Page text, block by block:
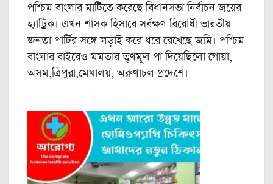
পশ্চিম বাংলার মাটিতে করেছে বিধানসভা নির্বাচন জয়ের
হ্যাট্রিক। এখন শাসক হিসাবে সর্বক্ষণ বিরোধী ভারতীয়
জনতা পার্টির সঙ্গে লড়াই করে ধরে রেখেছে জমি। পশ্চিম
বাংলার বাইরেও মমতার তৃণমূল পা দিয়েছিলো গোয়া,
অসম,ত্রিপুরা,মেঘালয়, অরুণাচল প্রদেশে।